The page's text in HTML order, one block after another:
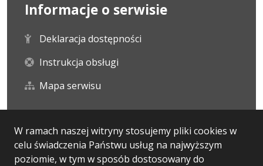
W ramach naszej witryny stosujemy pliki cookies w
celu świadczenia Państwu usług na najwyższym
poziomie, w tym w sposób dostosowany do
Informacje o serwisie
Deklaracja dostępności
Instrukcja obsługi
Mapa serwisu
Statystyka i dane osobowe
Statystyki oglądalności